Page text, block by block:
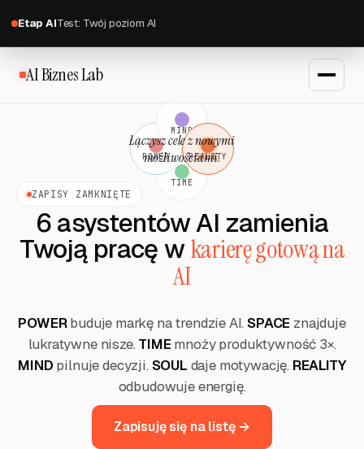
Etap AITest: Twój poziom AI
AI Biznes Lab
ZAPISY ZAMKNIĘTE
6 asystentów AI zamienia
Twoją pracę wkarierę gotową na
AI
POWERbuduje markę na trendzie AI.SPACE znajduje
lukratywne nisze.TIME mnoży produktywność 3×.
MIND pilnuje decyzji.SOUL daje motywację. REALITY
odbudowuje energię.
Zapisuję się na listę →
TIME
SPACE
POWER
MIND
REALITY
SOUL
Nawyki oparte na energii